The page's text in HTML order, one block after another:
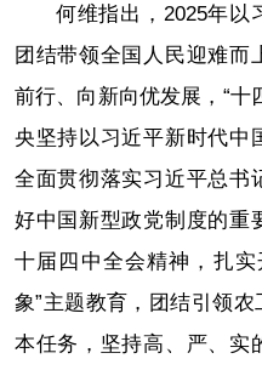
何维指出，2025年以
团结带领全国人民迎难而
前行、向新向优发展，“十
央坚持以习近平新时代中
全面贯彻落实习近平总书
好中国新型政党制度的重
十届四中全会精神，扎
象”主题教育，团结引领
本任务，坚持高、严、实